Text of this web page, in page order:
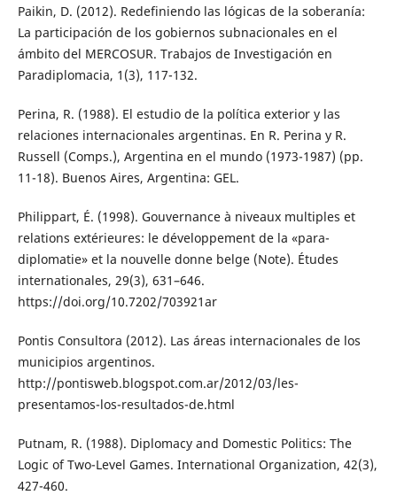
Paikin, D. (2012). Redefiniendo las lógicas de la soberanía:
La participación de los gobiernos subnacionales en el
ámbito del MERCOSUR. Trabajos de Investigación en
Paradiplomacia, 1(3), 117-132.
Perina, R. (1988). El estudio de la política exterior y las
relaciones internacionales argentinas. En R. Perina y R.
Russell (Comps.), Argentina en el mundo (1973-1987) (pp.
11-18). Buenos Aires, Argentina: GEL.
Philippart, É. (1998). Gouvernance à niveaux multiples et
relations extérieures: le développement de la «para-
diplomatie» et la nouvelle donne belge (Note). Études
internationales, 29(3), 631–646.
https://doi.org/10.7202/703921ar
Pontis Consultora (2012). Las áreas internacionales de los
municipios argentinos.
http://pontisweb.blogspot.com.ar/2012/03/les-
presentamos-los-resultados-de.html
Putnam, R. (1988). Diplomacy and Domestic Politics: The
Logic of Two-Level Games. International Organization, 42(3),
427-460.